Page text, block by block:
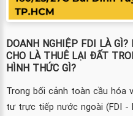
DOANH NGHIỆP FDI LÀ
CHO LÀ THUÊ LẠI ĐẤT
HÌNH THỨC GÌ?
Trong bối cảnh toàn cầu hóa
tư trực tiếp nước ngoài (FDI -